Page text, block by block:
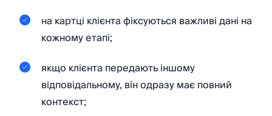
на картці клієнта фіксуються важливі дані на
кожному етапі;
якщо клієнта передають іншому
відповідальному, він одразу має повний
контекст;